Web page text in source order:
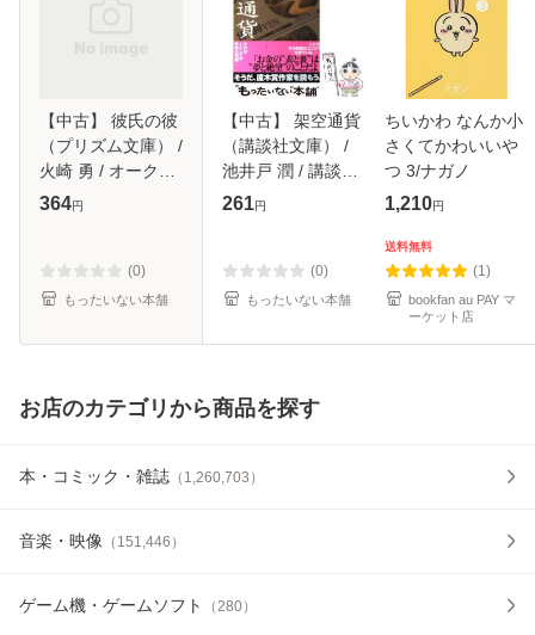
【中古】 彼氏の彼
（プリズム文庫） /
火崎 勇 / オークラ
出版 [文庫]【メー
364円
(0)
もったいない本舗
【中古】 架空通貨
（講談社文庫） /
池井戸 潤 / 講談社
[文庫]【メール便送
261円
(0)
もったいない本舗
ちいかわ なんか小
さくてかわいいや
つ 3/ナガノ
1,210円
送料無料
(1)
bookfan au PAY マ
ーケット店
お店のカテゴリから商品を探す
本・コミック・雑誌 （ 1,260,703 ）
音楽・映像 （ 151,446 ）
ゲーム機・ゲームソフト （280）